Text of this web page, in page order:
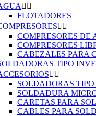
 
FLOTADORES
 
COMPRESORES DE
COMPRESORES
CABEZALES PARA
TIPO
 
SOLDADORAS
SOLDADURA
CARETAS PARA
CABLES PARA